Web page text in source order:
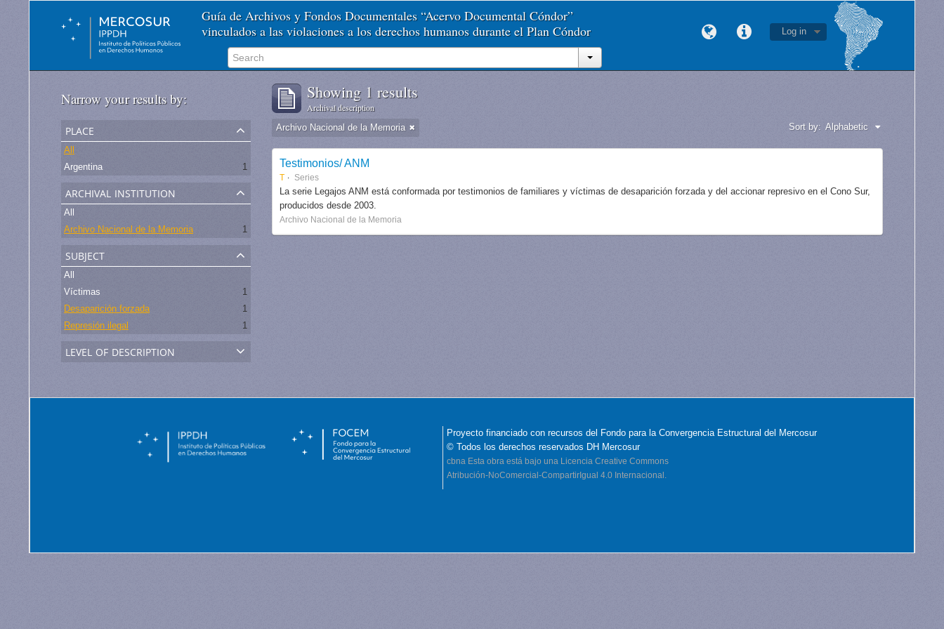
Guía de Archivos y Fondos Documentales “Acervo Documental Cóndor”
vinculados a las violaciones a los derechos humanos durante el Plan Cóndor
Log in
Narrow your results by:
place
All
Argentina
1
archival institution
All
Archivo Nacional de la Memoria
1
subject
All
Víctimas
1
Desaparición forzada
1
Represión ilegal
1
level of description
Showing 1 results
Archival description
Archivo Nacional de la Memoria Sort by: Alphabetic
Testimonios/ ANM
T Series
La serie Legajos ANM está conformada por testimonios de familiares y víctimas de desaparición forzada y del accionar represivo en el Cono Sur,
producidos desde 2003.
Archivo Nacional de la Memoria
Proyecto financiado con recursos del Fondo para la Convergencia Estructural del Mercosur
© Todos los derechos reservados DH Mercosur
cbna Esta obra está bajo una Licencia Creative Commons
Atribución-NoComercial-CompartirIgual 4.0 Internacional.